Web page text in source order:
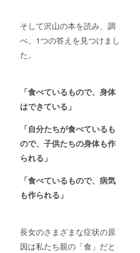
そして沢山の本を読み、調
べ、1つの答えを見つけまし
た。
「食べているもので、身体
はできている」
「自分たちが食べているも
ので、子供たちの身体も作
られる」
「食べているもので、病気
も作られる」
長女のさまざまな症状の原
因は私たち親の「食」だと